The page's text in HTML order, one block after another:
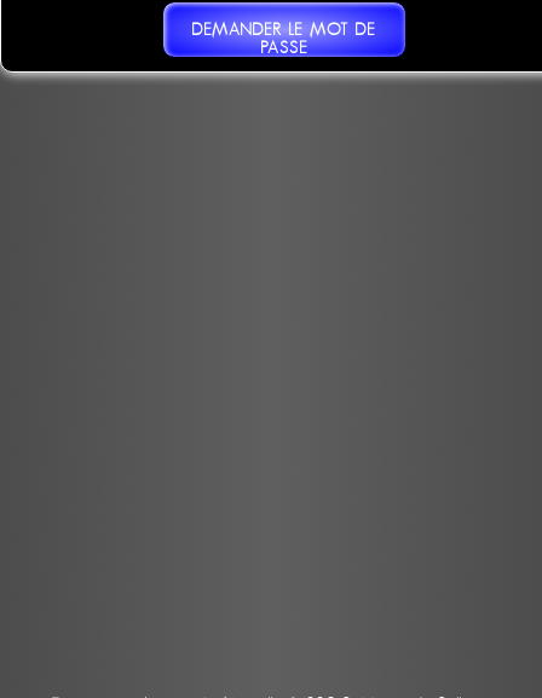
DEMANDER LE MOT DE
PASSE